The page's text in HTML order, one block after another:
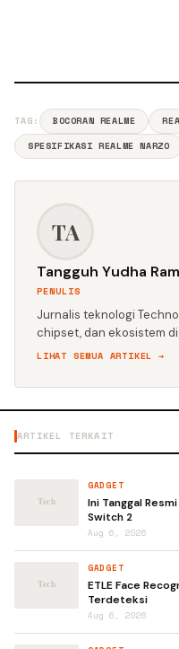
TAG: BOCORAN REALME
SPESIFIKASI REALME NARZO
TA
Tangguh Yudha
PENULIS
Jurnalis teknologi
chipset, dan ekosistem
LIHAT SEMUA ARTIKEL →
ARTIKEL TERKAIT
GADGET
Ini Tanggal
Switch 2
Aug 6, 2026
GADGET
ETLE Face
Terdeteksi
Aug 6, 2026